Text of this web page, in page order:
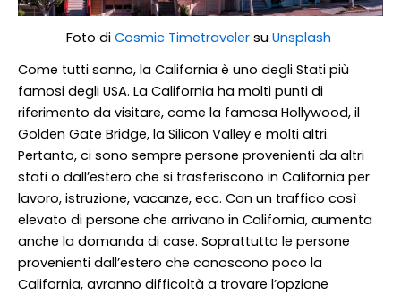
Foto di Cosmic Timetraveler su Unsplash
Come tutti sanno, la California è uno degli Stati più
famosi degli USA. La California ha molti punti di
riferimento da visitare, come la famosa Hollywood, il
Golden Gate Bridge, la Silicon Valley e molti altri.
Pertanto, ci sono sempre persone provenienti da altri
stati o dall’estero che si trasferiscono in California per
lavoro, istruzione, vacanze, ecc. Con un traffico così
elevato di persone che arrivano in California, aumenta
anche la domanda di case. Soprattutto le persone
provenienti dall’estero che conoscono poco la
California, avranno difficoltà a trovare l’opzione